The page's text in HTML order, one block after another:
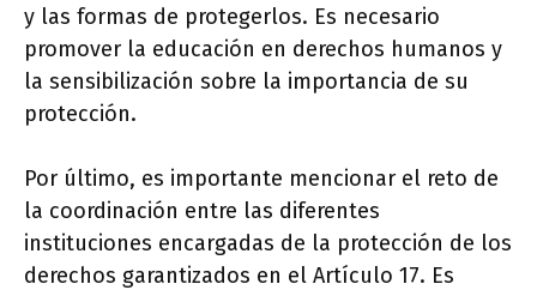
y las formas de protegerlos. Es necesario
promover la educación en derechos humanos y
la sensibilización sobre la importancia de su
protección.
Por último, es importante mencionar el reto de
la coordinación entre las diferentes
instituciones encargadas de la protección de los
derechos garantizados en el Artículo 17. Es